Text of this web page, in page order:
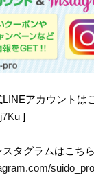
アカウントは
]
タグラムはこちら